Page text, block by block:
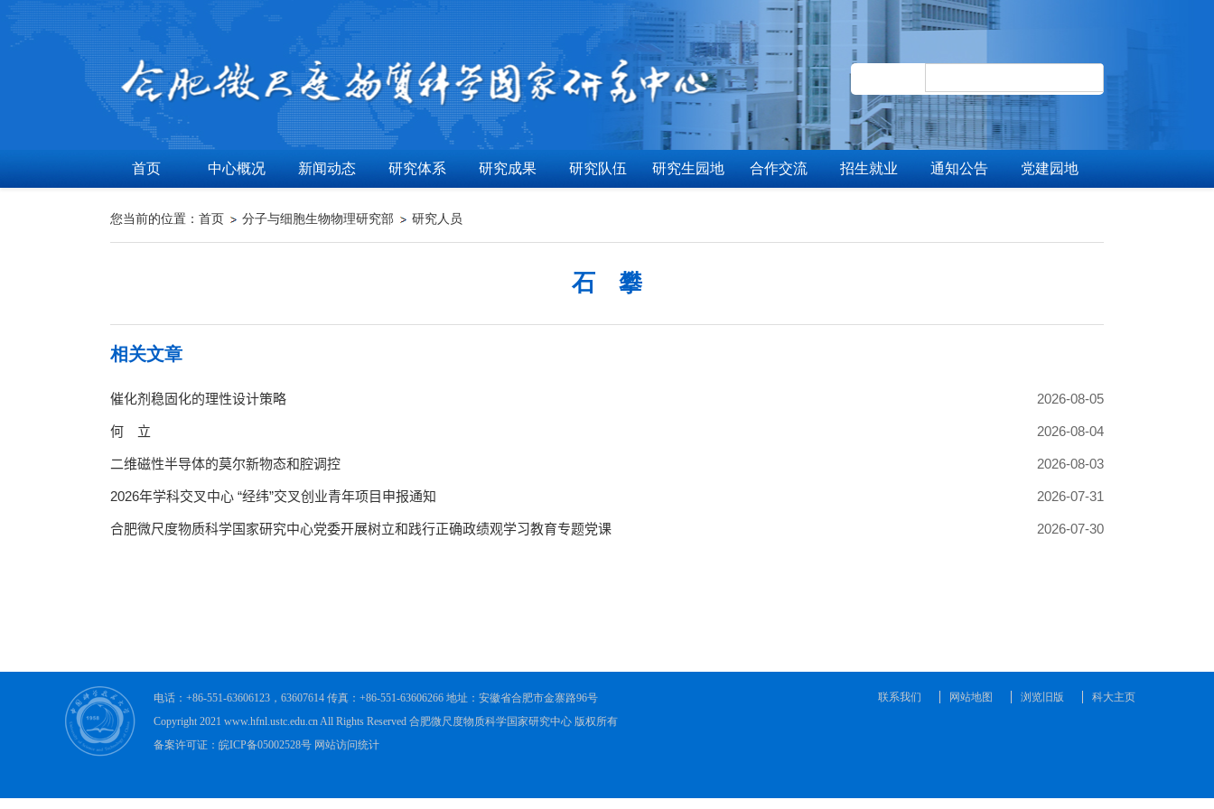
首页 中心概况 新闻动态 研究体系 研究成果 研究队伍 研究生园地 合作交流 招生就业 通知公告 党建园地
您当前的位置： 首页 分子与细胞生物物理研究部 研究人员
石 攀
相关文章
电话：+86-551-63606123，63607614 传真：+86-551-63606266 地址：安徽省合肥市金寨路96号
Copyright 2021 www.hfnl.ustc.edu.cn All Rights Reserved 合肥微尺度物质科学国家研究中心 版权所有
备案许可证：皖ICP备05002528号 网站访问统计
联系我们 网站地图 浏览旧版 科大主页